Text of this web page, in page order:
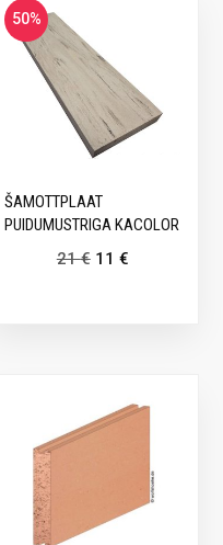
50%
ŠAMOTTPLAAT
PUIDUMUSTRIGA KACOLOR
21€ 11 €